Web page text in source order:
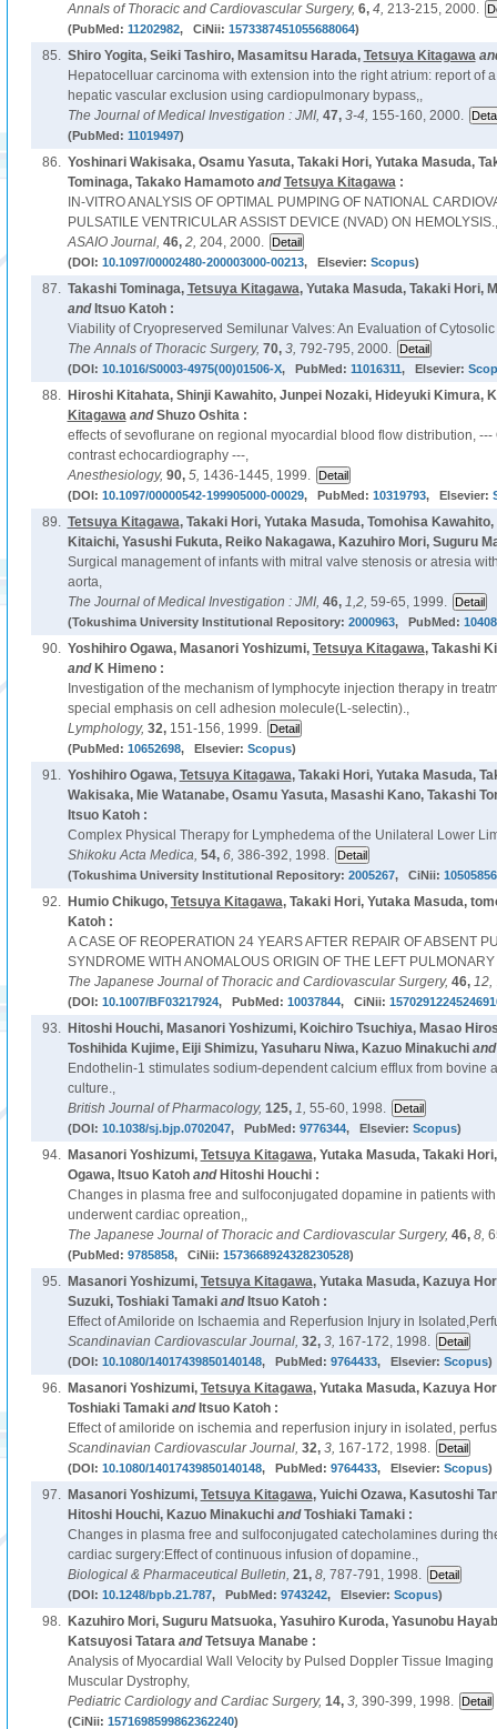
Annals of Thoracic and Cardiovascular Surgery, 6, 4, 213-215, 2000.
(PubMed: 11202982, CiNii: 1573387451055688064)
85. Shiro Yogita, Seiki Tashiro, Masamitsu Harada, Tetsuya Kitagawa
Hepatocelluar carcinoma with extension into the right atrium: report of
hepatic vascular exclusion using cardiopulmonary bypass,,
The Journal of Medical Investigation : JMI, 47, 3-4, 155-160, 2000.
(PubMed: 11019497)
86. Yoshinari Wakisaka, Osamu Yasuta, Takaki Hori, Yutaka Masuda,
Tominaga, Takako HamamotoandTetsuya Kitagawa:
IN-VITRO ANALYSIS OF OPTIMAL PUMPING OF NATIONAL
PULSATILE VENTRICULAR ASSIST DEVICE (NVAD) ON HEMOLYSIS.,
ASAIO Journal, 46, 2, 204, 2000.
(DOI: 10.1097/00002480-200003000-00213, Elsevier: Scopus)
87. Takashi Tominaga, Tetsuya Kitagawa, Yutaka Masuda, Takaki Hori,
and Itsuo Katoh :
Viability of Cryopreserved Semilunar Valves: An Evaluation of
The Annals of Thoracic Surgery, 70, 3, 792-795, 2000.
(DOI: 10.1016/S0003-4975(00)01506-X, PubMed: 11016311, Elsevier:
88.
Hiroshi Kitahata, Shinji Kawahito, Junpei Nozaki, Hideyuki Kimura,
KitagawaandShuzo Oshita :
effects of sevoflurane on regional myocardial blood flow distribution,
contrast echocardiography ---,
Anesthesiology, 90, 5, 1436-1445, 1999.
(DOI: 10.1097/00000542-199905000-00029, PubMed: 10319793, Elsevier:
89. Tetsuya Kitagawa, Takaki Hori, Yutaka Masuda, Tomohisa
Kitaichi, Yasushi Fukuta, Reiko Nakagawa, Kazuhiro Mori, Suguru
Surgical management of infants with mitral valve stenosis or atresia
aorta,
The Journal of Medical Investigation : JMI, 46, 1,2, 59-65, 1999.
(Tokushima University Institutional Repository: 2000963, PubMed:
90. Yoshihiro Ogawa, Masanori Yoshizumi, Tetsuya Kitagawa, Takashi
and K Himeno :
Investigation of the mechanism of lymphocyte injection therapy in
special emphasis on cell adhesion molecule(L-selectin).,
Lymphology, 32, 151-156, 1999.
(PubMed: 10652698, Elsevier: Scopus)
91. Yoshihiro Ogawa, Tetsuya Kitagawa, Takaki Hori, Yutaka Masuda,
Wakisaka, Mie Watanabe, Osamu Yasuta, Masashi Kano, Takashi
Itsuo Katoh :
Complex Physical Therapy for Lymphedema of the Unilateral Lower
Shikoku Acta Medica, 54, 6, 386-392, 1998.
(Tokushima University Institutional Repository: 2005267, CiNii:
92. Humio Chikugo, Tetsuya Kitagawa, Takaki Hori, Yutaka Masuda,
Katoh :
A CASE OF REOPERATION 24 YEARS AFTER REPAIR OF ABSENT
SYNDROME WITH ANOMALOUS ORIGIN OF THE LEFT PULMONARY
The Japanese Journal of Thoracic and Cardiovascular Surgery, 46, 12,
(DOI: 10.1007/BF03217924, PubMed: 10037844, CiNii:
93.
Hitoshi Houchi, Masanori Yoshizumi, Koichiro Tsuchiya, Masao
Toshihida Kujime, Eiji Shimizu, Yasuharu Niwa, Kazuo Minakuchi
Endothelin-1 stimulates sodium-dependent calcium efflux from bovine
culture.,
British Journal of Pharmacology, 125, 1, 55-60, 1998.
(DOI: 10.1038/sj.bjp.0702047, PubMed: 9776344, Elsevier: Scopus)
94. Masanori Yoshizumi, Tetsuya Kitagawa, Yutaka Masuda, Takaki
Ogawa, Itsuo Katohand Hitoshi Houchi :
Changes in plasma free and sulfoconjugated dopamine in patients
underwent cardiac opreation,,
The Japanese Journal of Thoracic and Cardiovascular Surgery, 46, 8,
(PubMed: 9785858, CiNii: 1573668924328230528)
95. Masanori Yoshizumi, Tetsuya Kitagawa, Yutaka Masuda, Kazuya
Suzuki, Toshiaki Tamakiand Itsuo Katoh :
Effect of Amiloride on Ischaemia and Reperfusion Injury in
Scandinavian Cardiovascular Journal, 32, 3, 167-172, 1998.
(DOI: 10.1080/14017439850140148, PubMed: 9764433, Elsevier: Scopus)
96. Masanori Yoshizumi, Tetsuya Kitagawa, Yutaka Masuda, Kazuya
Toshiaki Tamakiand Itsuo Katoh :
Effect of amiloride on ischemia and reperfusion injury in isolated,
Scandinavian Cardiovascular Journal, 32, 3, 167-172, 1998.
(DOI: 10.1080/14017439850140148, PubMed: 9764433, Elsevier: Scopus)
97. Masanori Yoshizumi, Tetsuya Kitagawa, Yuichi Ozawa, Kasutoshi
Hitoshi Houchi, Kazuo MinakuchiandToshiaki Tamaki :
Changes in plasma free and sulfoconjugated catecholamines during
cardiac surgery:Effect of continuous infusion of dopamine.,
Biological & Pharmaceutical Bulletin, 21, 8, 787-791, 1998.
(DOI: 10.1248/bpb.21.787, PubMed: 9743242, Elsevier: Scopus)
98.
Kazuhiro Mori, Suguru Matsuoka, Yasuhiro Kuroda, Yasunobu
Katsuyosi TataraandTetsuya Manabe :
Analysis of Myocardial Wall Velocity by Pulsed Doppler Tissue
Muscular Dystrophy,
Pediatric Cardiology and Cardiac Surgery, 14, 3, 390-399, 1998.
(CiNii: 1571698599862362240)